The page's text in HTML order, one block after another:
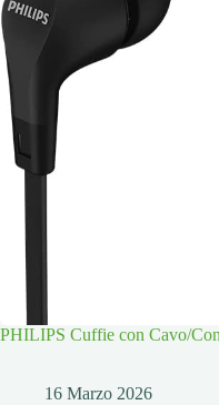
PHILIPS Cuffie con Cavo/
16 Marzo 2026